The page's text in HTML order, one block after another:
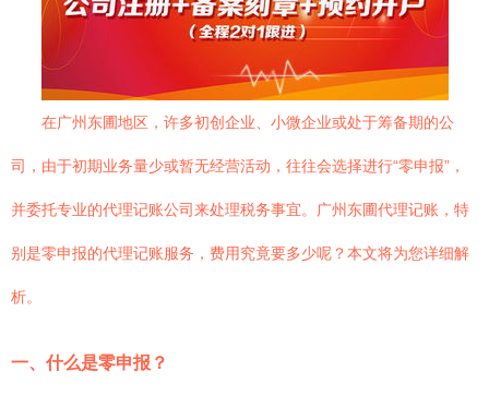
在广州东圃地区，许多初创企业、小微企业或处于筹备期的公
司，由于初期业务量少或暂无经营活动，往往会选择进行“零申报”，
并委托专业的代理记账公司来处理税务事宜。广州东圃代理记账，特
别是零申报的代理记账服务，费用究竟要多少呢？本文将为您详细解
析。
一、什么是零申报？